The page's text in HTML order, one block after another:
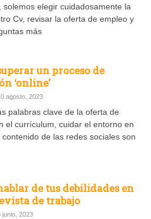
solemos elegir cuidadosamente la
Cv, revisar la oferta de empleo y
más
un proceso de
‘online’
agosto, 2023
palabras clave de la oferta de
el currículum, cuidar el entorno en
de las redes sociales son
de tus debilidades en
de trabajo
junio, 2023